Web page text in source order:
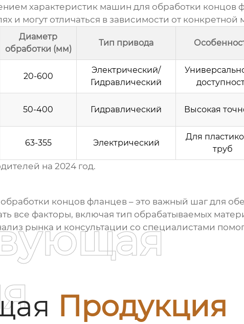
характеристик машин для обработки концов
и могут отличаться в зависимости от конкретной
Диаметр
обработки (мм)
Тип привода
20-600
Электрический/
Гидравлический
50-400 Гидравлический Высокая
63-355 Электрический
Для
труб
на 2024 год.
концов фланцев– это важный шаг для
все факторы, включая тип обрабатываемых
рынка и консультации со специалистами
Продукция